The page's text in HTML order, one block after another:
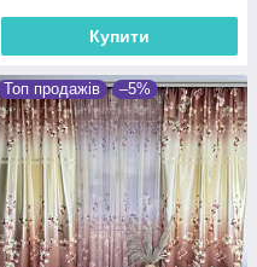
Купити
Топ продажів –5%